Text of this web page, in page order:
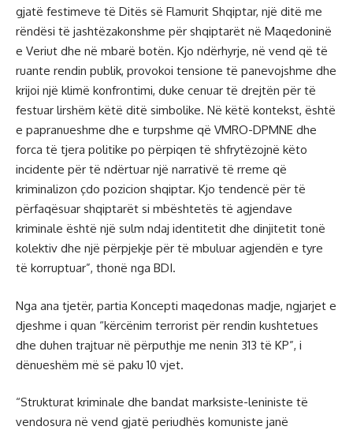
gjatë festimeve të Ditës së Flamurit Shqiptar, një ditë me
rëndësi të jashtëzakonshme për shqiptarët në Maqedoninë
e Veriut dhe në mbarë botën. Kjo ndërhyrje, në vend që të
ruante rendin publik, provokoi tensione të panevojshme dhe
krijoi një klimë konfrontimi, duke cenuar të drejtën për të
festuar lirshëm këtë ditë simbolike. Në këtë kontekst, është
e papranueshme dhe e turpshme që VMRO-DPMNE dhe
forca të tjera politike po përpiqen të shfrytëzojnë këto
incidente për të ndërtuar një narrativë të rreme që
kriminalizon çdo pozicion shqiptar. Kjo tendencë për të
përfaqësuar shqiptarët si mbështetës të agjendave
kriminale është një sulm ndaj identitetit dhe dinjitetit tonë
kolektiv dhe një përpjekje për të mbuluar agjendën e tyre
të korruptuar”, thonë nga BDI.
Nga ana tjetër, partia Koncepti maqedonas madje, ngjarjet e
djeshme i quan “kërcënim terrorist për rendin kushtetues
dhe duhen trajtuar në përputhje me nenin 313 të KP”, i
dënueshëm më së paku 10 vjet.
“Strukturat kriminale dhe bandat marksiste-leniniste të
vendosura në vend gjatë periudhës komuniste janë